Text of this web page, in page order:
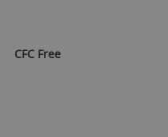
CFC Free